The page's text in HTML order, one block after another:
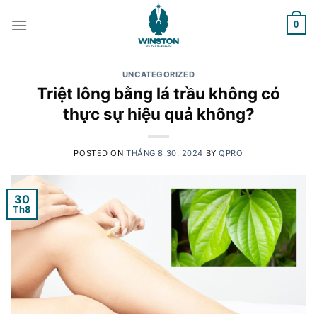
0
UNCATEGORIZED
Triệt lông bằng lá trầu không có
thực sự hiệu quả không?
POSTED ONTHÁNG 8 30, 2024 BYQPRO
30
Th8